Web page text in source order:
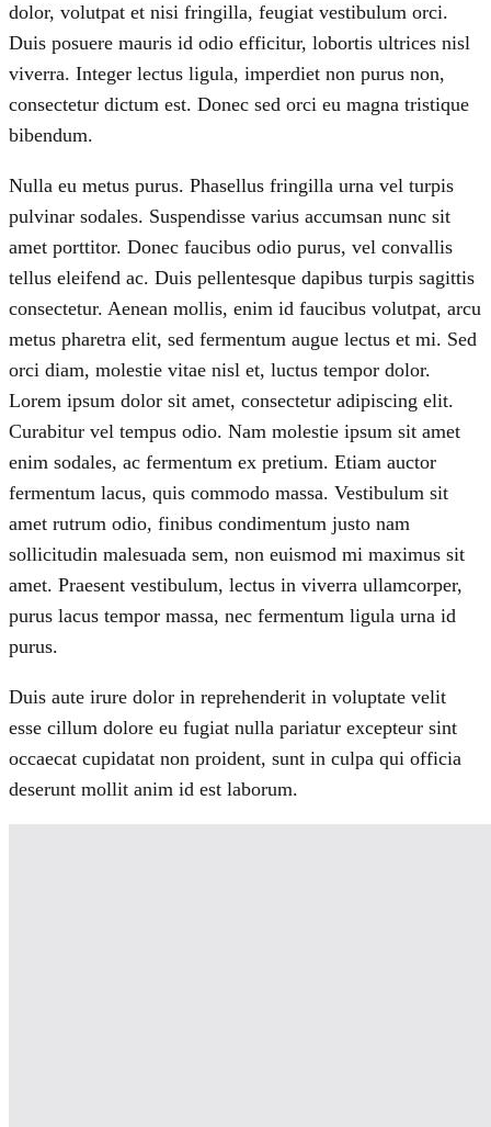
dolor, volutpat et nisi fringilla, feugiat vestibulum orci.
Duis posuere mauris id odio efficitur, lobortis ultrices nisl
viverra. Integer lectus ligula, imperdiet non purus non,
consectetur dictum est. Donec sed orci eu magna tristique
bibendum.
Nulla eu metus purus. Phasellus fringilla urna vel turpis
pulvinar sodales. Suspendisse varius accumsan nunc sit
amet porttitor. Donec faucibus odio purus, vel convallis
tellus eleifend ac. Duis pellentesque dapibus turpis sagittis
consectetur. Aenean mollis, enim id faucibus volutpat, arcu
metus pharetra elit, sed fermentum augue lectus et mi. Sed
orci diam, molestie vitae nisl et, luctus tempor dolor.
Lorem ipsum dolor sit amet, consectetur adipiscing elit.
Curabitur vel tempus odio. Nam molestie ipsum sit amet
enim sodales, ac fermentum ex pretium. Etiam auctor
fermentum lacus, quis commodo massa. Vestibulum sit
amet rutrum odio, finibus condimentum justo nam
sollicitudin malesuada sem, non euismod mi maximus sit
amet. Praesent vestibulum, lectus in viverra ullamcorper,
purus lacus tempor massa, nec fermentum ligula urna id
purus.
Duis aute irure dolor in reprehenderit in voluptate velit
esse cillum dolore eu fugiat nulla pariatur excepteur sint
occaecat cupidatat non proident, sunt in culpa qui officia
deserunt mollit anim id est laborum.